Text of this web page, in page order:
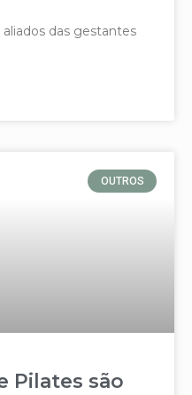
das gestantes
OUTROS
Pilates são